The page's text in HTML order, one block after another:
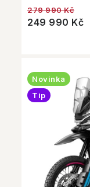
249 990 Kč
279 990 Kč
Novinka
Tip